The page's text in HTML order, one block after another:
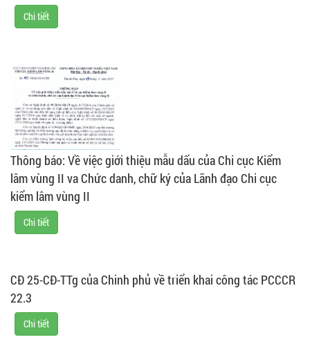
Chi tiết
Thông báo: Về việc giới thiệu mẫu dấu của Chi cục Kiểm
lâm vùng II va Chức danh, chữ ký của Lãnh đạo Chi cục
kiểm lâm vùng II
Chi tiết
CĐ 25-CĐ-TTg của Chinh phủ về triển khai công tác PCCCR
22.3
Chi tiết